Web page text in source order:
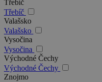
Třebíč
Třebíč
Valašsko
Valašsko
Vysočina
Vysočina
Východné Čechy
Východné Čechy
Znojmo